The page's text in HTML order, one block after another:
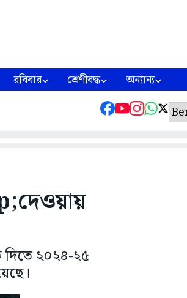
রবিবার শ্রেণীবদ্ধ অন্যান্য
দিতে ২০২৪-২৫